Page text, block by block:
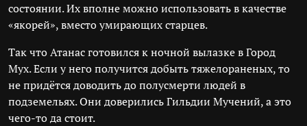
состоянии. Их вполне можно использовать в качестве
«якорей», вместо умирающих старцев.
Так что Атанас готовился к ночной вылазке в Город
Мух. Если у него получится добыть тяжелораненых, то
не придётся доводить до полусмерти людей в
подземельях. Они доверились Гильдии Мучений, а это
чего-то да стоит.